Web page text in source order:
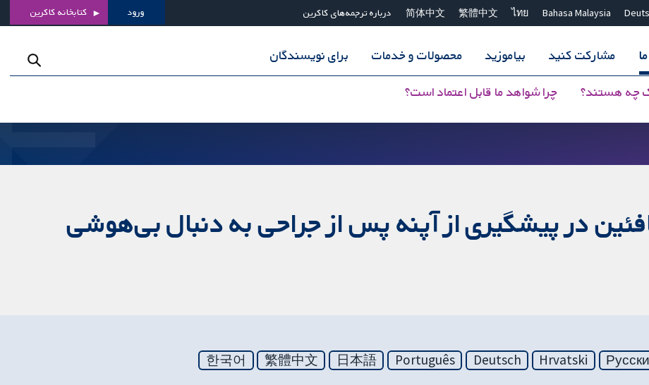
Bahasa Malaysia
ไทย
繁體中文
简体中文 درباره ترجمه‌های کاکرین ورود کتابخانه کاکرین
چه هستند؟ چرا شواهد ما قابل اعتماد است؟
مشارکت کنید بیاموزید محصولات و خدمات برای نویسندگان
در پیشگیری از آپنه پس از جراحی به دنبال بی‌هوشی
Hrvatski
Deutsch
Português
日本語
繁體中文
한국어